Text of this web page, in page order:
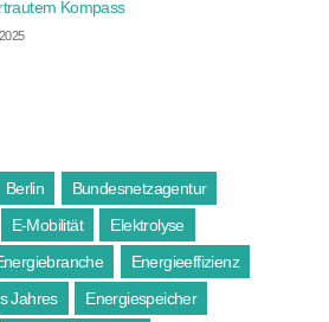
Kompass
Berlin
Bundesnetzagentur
E-Mobilität
Elektrolyse
Energieeffizienz
Jahres
Energiespeicher